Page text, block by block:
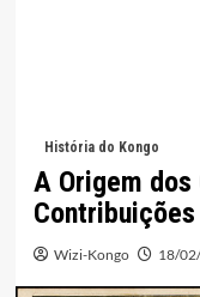
História do Kongo
A Origem dos
Contribuições
Wizi-Kongo 18/